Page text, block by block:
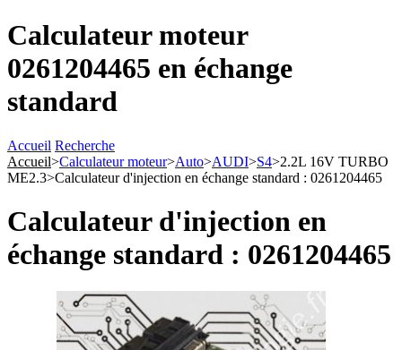
Calculateur moteur
0261204465 en échange
standard
Accueil Recherche
Accueil>Calculateur moteur>Auto>AUDI>S4>2.2L 16V TURBO
ME2.3>Calculateur d'injection en échange standard : 0261204465
Calculateur d'injection en
échange standard : 0261204465